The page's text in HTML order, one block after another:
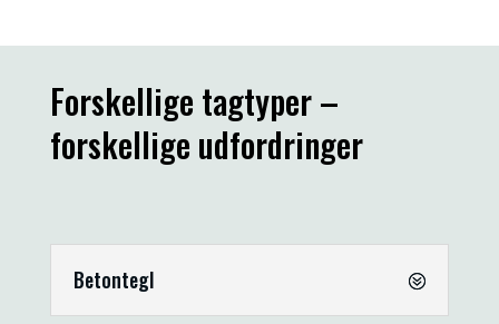
Forskellige tagtyper –
forskellige udfordringer
Betontegl